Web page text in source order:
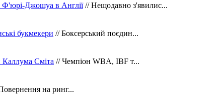
Джошуа в Англії// Нещодавно з'явилис...
букмекери // Боксерський поєдин...
Каллума Сміта // Чемпіон WBA, IBF т...
на ринг...